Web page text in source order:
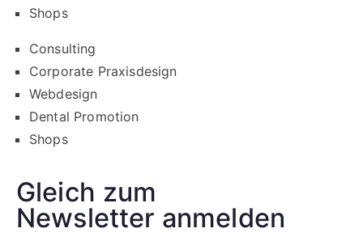
Gleich zum
Newsletter anmelden
Shops
Consulting
Corporate Praxisdesign
Webdesign
Dental Promotion
Shops